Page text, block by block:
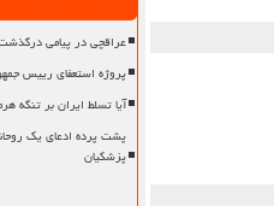
عراقچی در پیامی
پروژه استعفای رییس
آیا تسلط ایران بر تنگه
پزشکیان